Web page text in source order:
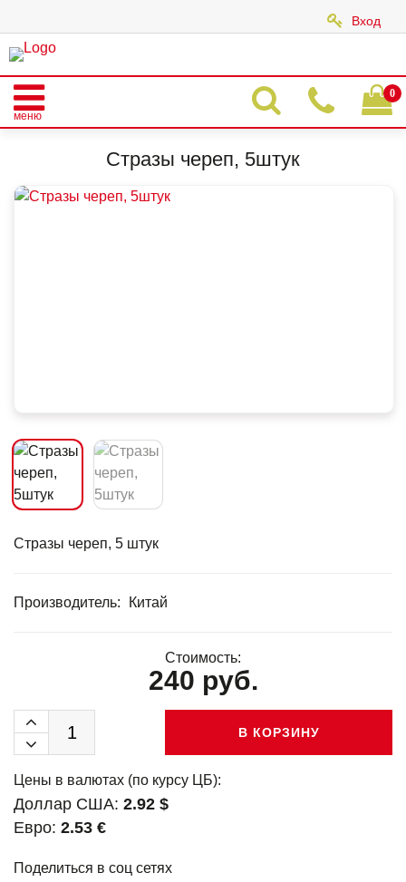
Вход
меню
0
Стразы череп, 5штук
Стразы череп, 5 штук
Производитель: Китай
Стоимость:
240 руб.
В КОРЗИНУ
Цены в валютах (по курсу ЦБ):
Доллар США: 2.92 $
Евро: 2.53 €
Поделиться в соц сетях